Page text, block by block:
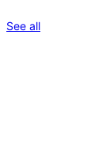
See allreviews